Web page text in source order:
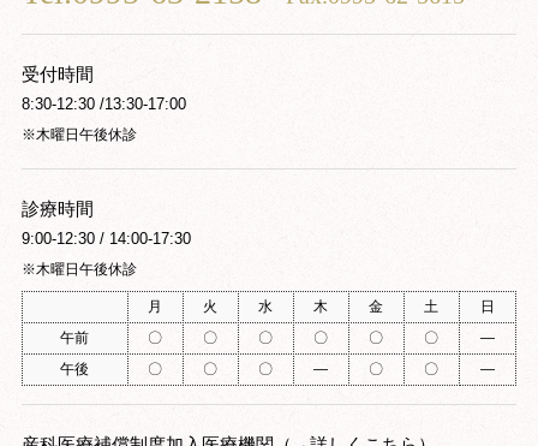
受付時間
8:30-12:30 /13:30-17:00
※木曜日午後休診
診療時間
9:00-12:30 / 14:00-17:30
※木曜日午後休診
月 火 水 木 金 土
日
午前
〇 〇 〇 〇 〇 〇
―
午後
〇 〇 〇 ― 〇 〇 ―